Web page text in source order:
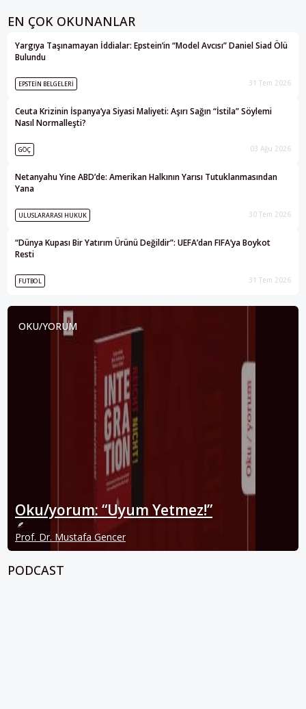
EN ÇOK OKUNANLAR
Yargıya Taşınamayan İddialar: Epstein’in “Model Avcısı” Daniel Siad Ölü
Bulundu
EPSTEIN BELGELERI 31 Tem 2026
Ceuta Krizinin İspanya’ya Siyasi Maliyeti: Aşırı Sağın “İstila” Söylemi
Nasıl Normalleşti?
GÖÇ 03 Ağu 2026
Netanyahu Yine ABD’de: Amerikan Halkının Yarısı Tutuklanmasından
Yana
ULUSLARARASI HUKUK 30 Tem 2026
“Dünya Kupası Bir Yatırım Ürünü Değildir”: UEFA’dan FIFA’ya Boykot
Resti
FUTBOL 31 Tem 2026
OKU/YORUM
Oku/yorum: “Uyum Yetmez!”
Prof. Dr. Mustafa Gencer
PODCAST